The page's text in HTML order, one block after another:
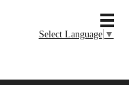
Select Language ▼
MENU